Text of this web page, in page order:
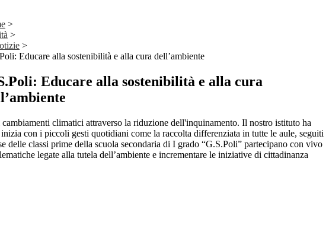
>
>
>
Educare alla sostenibilità e alla cura dell’ambiente
Educare alla sostenibilità e alla cura
climatici attraverso la riduzione dell'inquinamento. Il nostro istituto ha
con i piccoli gesti quotidiani come la raccolta differenziata in tutte le aule, seguiti
delle classi prime della scuola secondaria di I grado “G.S.Poli” partecipano con vivo
legate alla tutela dell’ambiente e incrementare le iniziative di cittadinanza